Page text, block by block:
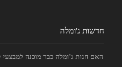
חדשות ג'ומלה
האם חנות ג'ומלה כבר מוכנה למבצעי Black Friday?